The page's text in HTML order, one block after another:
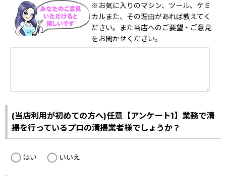
※お気に入りのマシン、ツール、ケミ
カルまた、その理由があれば教えてく
ださい。また当店へのご要望・ご意見
をお聞かせください。
(当店利用が初めての方へ)任意【アンケート1】業務で清
掃を行っているプロの清掃業者様でしょうか？
はい いいえ